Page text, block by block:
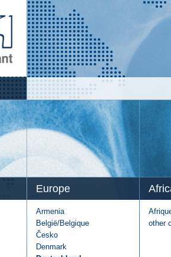
Europe
Armenia
België/Belgique
Česko
Denmark
other